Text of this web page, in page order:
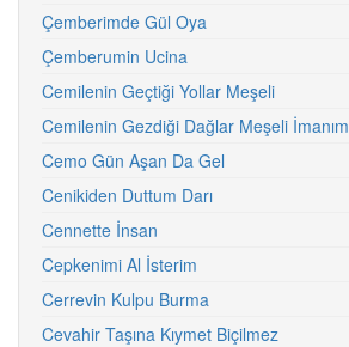
Çemberimde Gül Oya
Çemberumin Ucina
Cemilenin Geçtiği Yollar Meşeli
Cemilenin Gezdiği Dağlar Meşeli İmanım
Cemo Gün Aşan Da Gel
Cenikiden Duttum Darı
Cennette İnsan
Cepkenimi Al İsterim
Cerrevin Kulpu Burma
Cevahir Taşına Kıymet Biçilmez